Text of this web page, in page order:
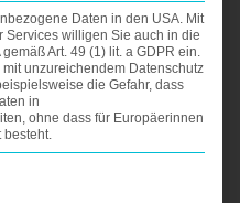
oder die
Ihnen helfen, Beruf
Daten in den USA. Mit
Services willigen Sie auch in die
Art. 49 (1) lit. a GDPR ein.
unzureichendem Datenschutz
die Gefahr, dass
in
ohne dass für Europäerinnen
besteht.
Gruppen, für die